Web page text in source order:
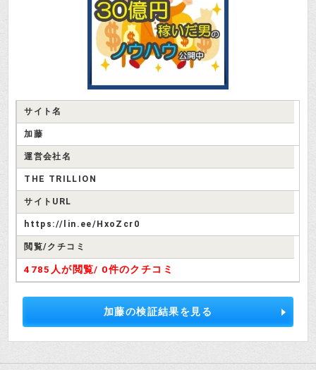
サイト名
加藤
運営会社名
THE TRILLION
サイトURL
https://lin.ee/HxoZcr0
閲覧/クチコミ
4785人が閲覧/ 0件のクチコミ
加藤の検証結果を見る